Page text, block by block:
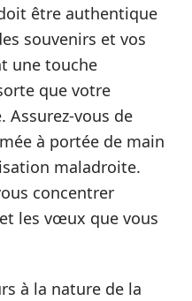
être authentique
souvenirs et vos
une touche
que votre
Assurez-vous de
à portée de main
maladroite.
concentrer
les vœux que vous
à la nature de la